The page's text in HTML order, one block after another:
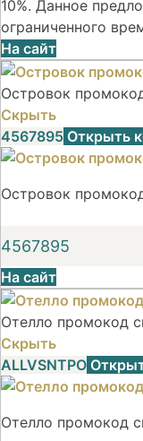
10%. Данное
ограниченного
На сайт
Островок
Скрыть
4567895 Открыть
Островок
4567895
На сайт
Отелло промокод
Скрыть
ALLVSNTPO
Отелло промокод